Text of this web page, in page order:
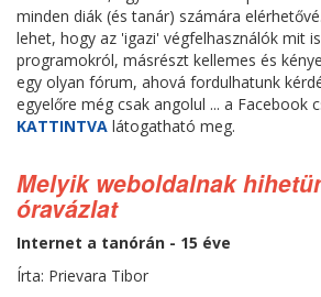
minden diák (és tanár) számára
lehet, hogy az 'igazi' végfelhasználók mit
programokról, másrészt kellemes és
egy olyan fórum, ahová fordulhatunk
egyelőre még csak angolul ... a Facebook
KATTINTVA látogatható meg.
Melyik weboldalnak
óravázlat
Internet a tanórán - 15 éve
Írta: Prievara Tibor